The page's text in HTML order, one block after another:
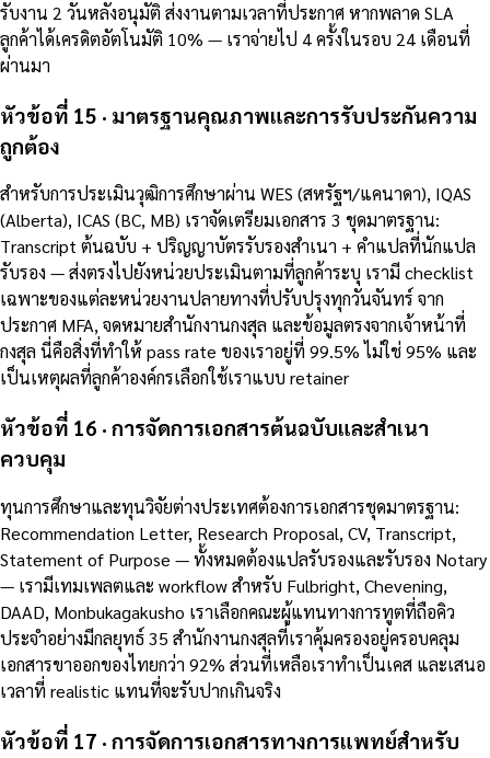
รับงาน 2 วันหลังอนุมัติ ส่งงานตามเวลาที่ประกาศ หากพลาด SLA
ลูกค้าได้เครดิตอัตโนมัติ 10% — เราจ่ายไป 4 ครั้งในรอบ 24 เดือนที่
ผ่านมา
หัวข้อที่ 15 · มาตรฐานคุณภาพและการรับประกันความ
ถูกต้อง
สำหรับการประเมินวุฒิการศึกษาผ่าน WES (สหรัฐฯ/แคนาดา), IQAS
(Alberta), ICAS (BC, MB) เราจัดเตรียมเอกสาร 3 ชุดมาตรฐาน:
Transcript ต้นฉบับ + ปริญญาบัตรรับรองสำเนา + คำแปลที่นักแปล
รับรอง — ส่งตรงไปยังหน่วยประเมินตามที่ลูกค้าระบุ เรามี checklist
เฉพาะของแต่ละหน่วยงานปลายทางที่ปรับปรุงทุกวันจันทร์ จาก
ประกาศ MFA, จดหมายสำนักงานกงสุล และข้อมูลตรงจากเจ้าหน้าที่
กงสุล นี่คือสิ่งที่ทำให้ pass rate ของเราอยู่ที่ 99.5% ไม่ใช่ 95% และ
เป็นเหตุผลที่ลูกค้าองค์กรเลือกใช้เราแบบ retainer
หัวข้อที่ 16 · การจัดการเอกสารต้นฉบับและสำเนา
ควบคุม
ทุนการศึกษาและทุนวิจัยต่างประเทศต้องการเอกสารชุดมาตรฐาน:
Recommendation Letter, Research Proposal, CV, Transcript,
Statement of Purpose — ทั้งหมดต้องแปลรับรองและรับรอง Notary
— เรามีเทมเพลตและ workflow สำหรับ Fulbright, Chevening,
DAAD, Monbukagakusho เราเลือกคณะผู้แทนทางการทูตที่ถือคิว
ประจำอย่างมีกลยุทธ์ 35 สำนักงานกงสุลที่เราคุ้มครองอยู่ครอบคลุม
เอกสารขาออกของไทยกว่า 92% ส่วนที่เหลือเราทำเป็นเคส และเสนอ
เวลาที่ realistic แทนที่จะรับปากเกินจริง
หัวข้อที่ 17 · การจัดการเอกสารทางการแพทย์สำหรับ